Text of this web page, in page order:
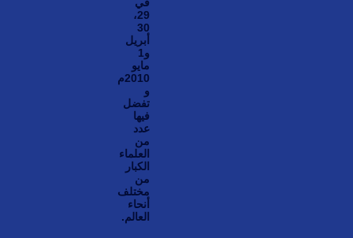
29،
30
أبريل
و1
مايو
2010م
و
تفضل
فيها
عدد
من
العلماء
الكبار
من
مختلف
أنحاء
العالم.